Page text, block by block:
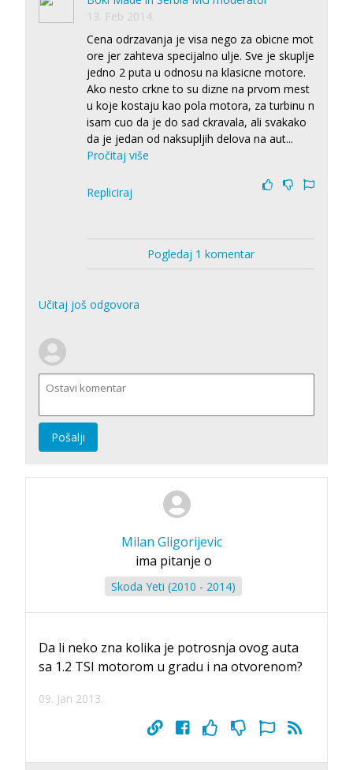
13. Feb 2014.
Cena odrzavanja je visa nego za obicne mot
ore jer zahteva specijalno ulje. Sve je skuplje
jedno 2 puta u odnosu na klasicne motore.
Ako nesto crkne to su dizne na prvom mest
u koje kostaju kao pola motora, za turbinu n
isam cuo da je do sad ckravala, ali svakako
da je jedan od naksupljih delova na aut...
Pročitaj više
Repliciraj
Pogledaj 1 komentar
Učitaj još odgovora
Pošalji
Milan Gligorijevic
ima pitanje o
Skoda Yeti (2010 - 2014)
Da li neko zna kolika je potrosnja ovog auta
sa 1.2 TSI motorom u gradu i na otvorenom?
09. Jan 2013.